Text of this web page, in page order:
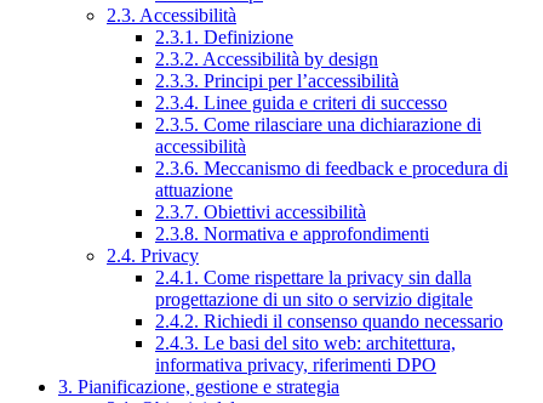
2.3. Accessibilità
2.3.1. Definizione
2.3.2. Accessibilità by design
2.3.3. Principi per l’accessibilità
2.3.4. Linee guida e criteri di successo
2.3.5. Come rilasciare una dichiarazione di
accessibilità
2.3.6. Meccanismo di feedback e procedura di
attuazione
2.3.7. Obiettivi accessibilità
2.3.8. Normativa e approfondimenti
2.4. Privacy
2.4.1. Come rispettare la privacy sin dalla
progettazione di un sito o servizio digitale
2.4.2. Richiedi il consenso quando necessario
2.4.3. Le basi del sito web: architettura,
informativa privacy, riferimenti DPO
3. Pianificazione, gestione e strategia